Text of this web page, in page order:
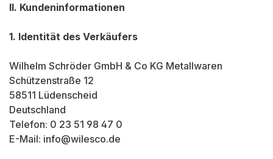
II. Kundeninformationen
1. Identität des Verkäufers
Wilhelm Schröder GmbH & Co KG Metallwaren
Schützenstraße 12
58511 Lüdenscheid
Deutschland
Telefon: 0 23 51 98 47 0
E-Mail: info@wilesco.de